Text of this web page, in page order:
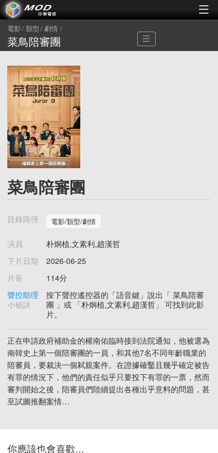
電影 類型 劇情
菜鳥陪審團
菜鳥陪審團
目錄路徑 電影/類型/劇情
演員
朴炯植,文素利,趙漢哲
下片日期
2026-06-25
片長
114分
聲控助理
小秘訣
按下聲控遙控器的「語音鍵」說出「 菜鳥陪審
團 」或 「朴炯植,文素利,趙漢哲」 可找到此影
片。
正在申請政府補助金的權南佑臨時接到法院通知，他被選為
南韓史上第一個陪審團的一員，和其他7名不同年齡職業的
陪審員，要裁決一個弒親案件。在證據確鑿且幾乎確定被告
有罪的情況下，他們的責任似乎只要投下有罪的一票，然而
審判開始之後，陪審員們陸續提出各種出乎意料的問題，甚
至試圖推翻案情…
你應該也會喜歡...